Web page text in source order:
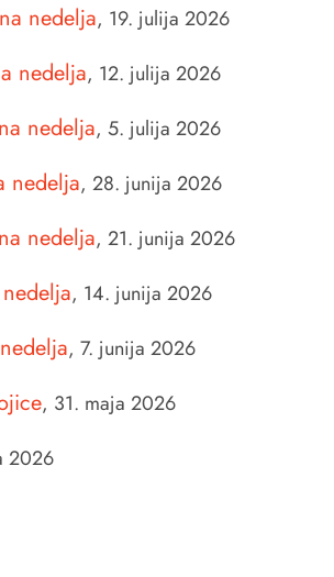
nedelja, 19. julija 2026
nedelja, 12. julija 2026
nedelja,5. julija 2026
nedelja,28. junija 2026
nedelja,21. junija 2026
, 14. junija 2026
,7. junija 2026
, 31. maja 2026
2026